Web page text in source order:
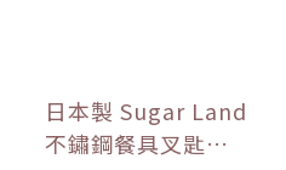
日本製 Sugar Land
不鏽鋼餐具叉匙組 5